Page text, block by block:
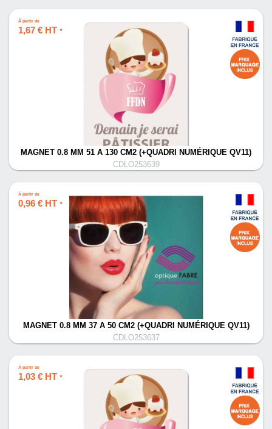
À partir de
1,67 € HT *
MAGNET 0.8 MM 51 A 130 CM2 (+QUADRI NUMÉRIQUE QV11)
CDLO253639
À partir de
0,96 € HT *
MAGNET 0.8 MM 37 A 50 CM2 (+QUADRI NUMÉRIQUE QV11)
CDLO253637
À partir de
1,03 € HT *